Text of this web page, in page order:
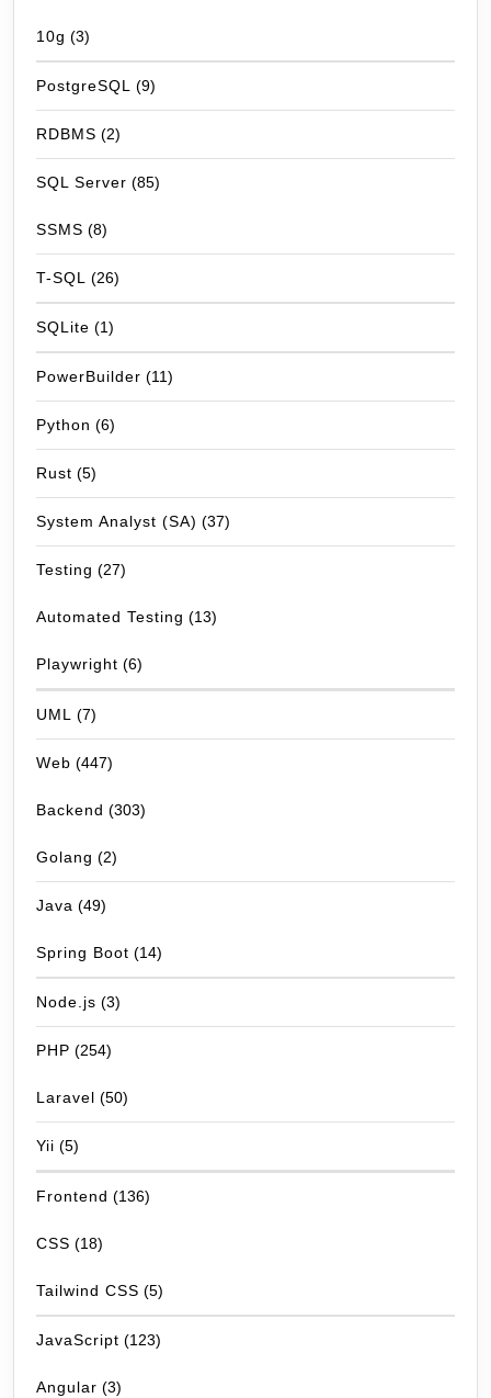
10g (3)
PostgreSQL (9)
RDBMS (2)
SQL Server (85)
SSMS (8)
T-SQL (26)
SQLite (1)
PowerBuilder (11)
Python (6)
Rust (5)
System Analyst (SA) (37)
Testing (27)
Automated Testing (13)
Playwright (6)
UML (7)
Web (447)
Backend (303)
Golang (2)
Java (49)
Spring Boot (14)
Node.js (3)
PHP (254)
Laravel (50)
Yii (5)
Frontend (136)
CSS (18)
Tailwind CSS (5)
JavaScript (123)
Angular (3)